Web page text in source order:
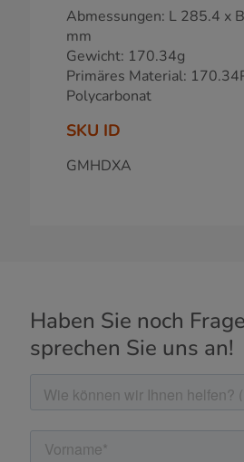
Abmessungen: L 285.4 x
mm
Gewicht: 170.34g
Primäres Material:
Polycarbonat
SKU ID
GMHDXA
Haben Sie noch
sprechen Sie uns an!